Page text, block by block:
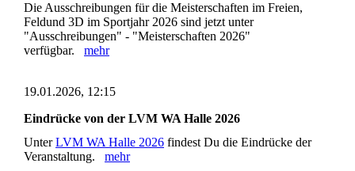
Die Ausschreibungen für die Meisterschaften im Freien,
Feldund 3D im Sportjahr 2026 sind jetzt unter
"Ausschreibungen" - "Meisterschaften 2026"
verfügbar. mehr
19.01.2026, 12:15
Eindrücke von der LVM WA Halle 2026
UnterLVM WA Halle 2026 findest Du die Eindrücke der
Veranstaltung. mehr